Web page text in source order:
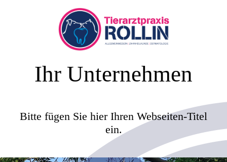
Ihr Unternehmen
Bitte fügen Sie hier Ihren Webseiten-Titel
ein.